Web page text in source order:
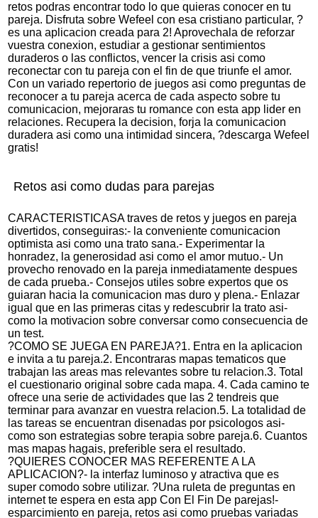
retos podras encontrar todo lo que quieras conocer en tu
pareja. Disfruta sobre Wefeel con esa cristiano particular, ?
es una aplicacion creada para 2! Aprovechala de reforzar
vuestra conexion, estudiar a gestionar sentimientos
duraderos o las conflictos, vencer la crisis asi­ como
reconectar con tu pareja con el fin de que triunfe el amor.
Con un variado repertorio de juegos asi­ como preguntas de
reconocer a tu pareja acerca de cada aspecto sobre tu
comunicacion, mejoraras tu romance con esta app lider en
relaciones. Recupera la decision, forja la comunicacion
duradera asi­ como una intimidad sincera, ?descarga Wefeel
gratis!
Retos asi­ como dudas para parejas
CARACTERISTICASA traves de retos y juegos en pareja
divertidos, conseguiras:- la conveniente comunicacion
optimista asi­ como una trato sana.- Experimentar la
honradez, la generosidad asi­ como el amor mutuo.- Un
provecho renovado en la pareja inmediatamente despues
de cada prueba.- Consejos utiles sobre expertos que os
guiaran hacia la comunicacion mas duro y plena.- Enlazar
igual que en las primeras citas y redescubrir la trato asi­
como la motivacion sobre conversar como consecuencia de
un test.
?COMO SE JUEGA EN PAREJA?1. Entra en la aplicacion
e invita a tu pareja.2. Encontraras mapas tematicos que
trabajan las areas mas relevantes sobre tu relacion.3. Total
el cuestionario original sobre cada mapa. 4. Cada camino te
ofrece una serie de actividades que las 2 tendreis que
terminar para avanzar en vuestra relacion.5. La totalidad de
las tareas se encuentran disenadas por psicologos asi­
como son estrategi­as sobre terapia sobre pareja.6. Cuantos
mas mapas hagais, preferible sera el resultado.
?QUIERES CONOCER MAS REFERENTE A LA
APLICACION?- la interfaz luminoso y atractiva que es
super comodo sobre utilizar. ?Una ruleta de preguntas en
internet te espera en esta app Con El Fin De parejas!-
esparcimiento en pareja, retos asi­ como pruebas variadas